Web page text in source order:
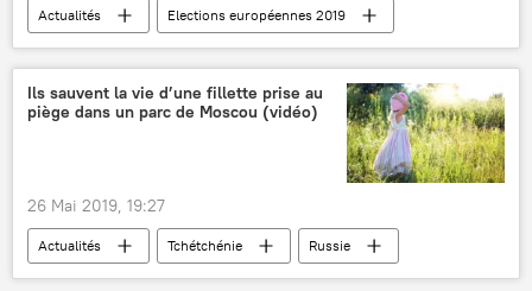
Actualités
Elections européennes 2019
France
Marine Le Pen
Emmanuel Macron
Edouard Philippe
La République en Marche! (LREM)
élections européennes
Ils sauvent la vie d’une fillette prise au
piège dans un parc de Moscou (vidéo)
26 Mai 2019, 19:27
Actualités Tchétchénie
Russie
Moscou
enfants
vie